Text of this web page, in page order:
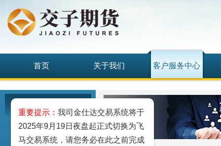
首页 关于我们 客户服务中心
我要开户
重要提示： 我司金仕达交易系统将于
2025年9月19日夜盘起正式切换为飞
马交易系统，请您务必在此之前完成